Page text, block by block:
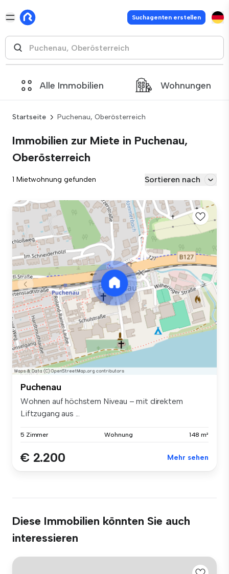
Suchagenten erstellen
Alle Immobilien Wohnungen
Startseite Puchenau, Oberösterreich
Immobilien zur Miete in Puchenau,
Oberösterreich
1 Mietwohnung gefunden Sortieren nach
Puchenau
Wohnen auf höchstem Niveau – mit direktem
Liftzugang aus ...
5 Zimmer Wohnung 148 m²
€ 2.200 Mehr sehen
Diese Immobilien könnten Sie auch
interessieren